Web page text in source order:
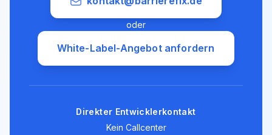
oder
White-Label-Angebot anfordern
Direkter Entwicklerkontakt
Kein Callcenter